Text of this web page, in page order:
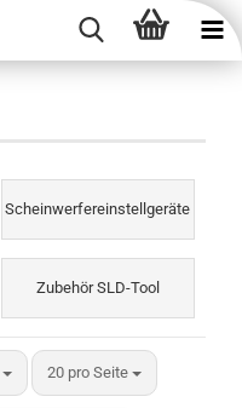
Scheinwerfereinstellgeräte
Zubehör SLD-Tool
20 pro Seite